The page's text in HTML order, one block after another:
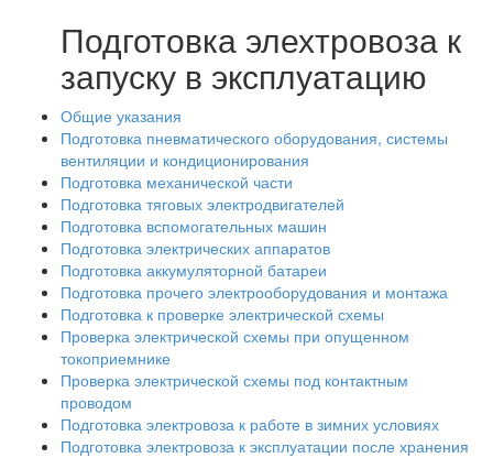
Подготовка элехтровоза к
запуску в эксплуатацию
Общие указания
Подготовка пневматического оборудования, системы
вентиляции и кондиционирования
Подготовка механической части
Подготовка тяговых электродвигателей
Подготовка вспомогательных машин
Подготовка электрических аппаратов
Подготовка аккумуляторной батареи
Подготовка прочего электрооборудования и монтажа
Подготовка к проверке электрической схемы
Проверка электрической схемы при опущенном
токоприемнике
Проверка электрической схемы под контактным
проводом
Подготовка электровоза к работе в зимних условиях
Подготовка электровоза к эксплуатации после хранения